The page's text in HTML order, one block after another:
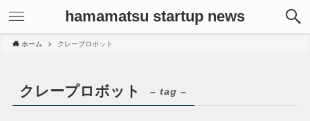
hamamatsu startup news
ホーム クレープロボット
クレープロボット – tag –